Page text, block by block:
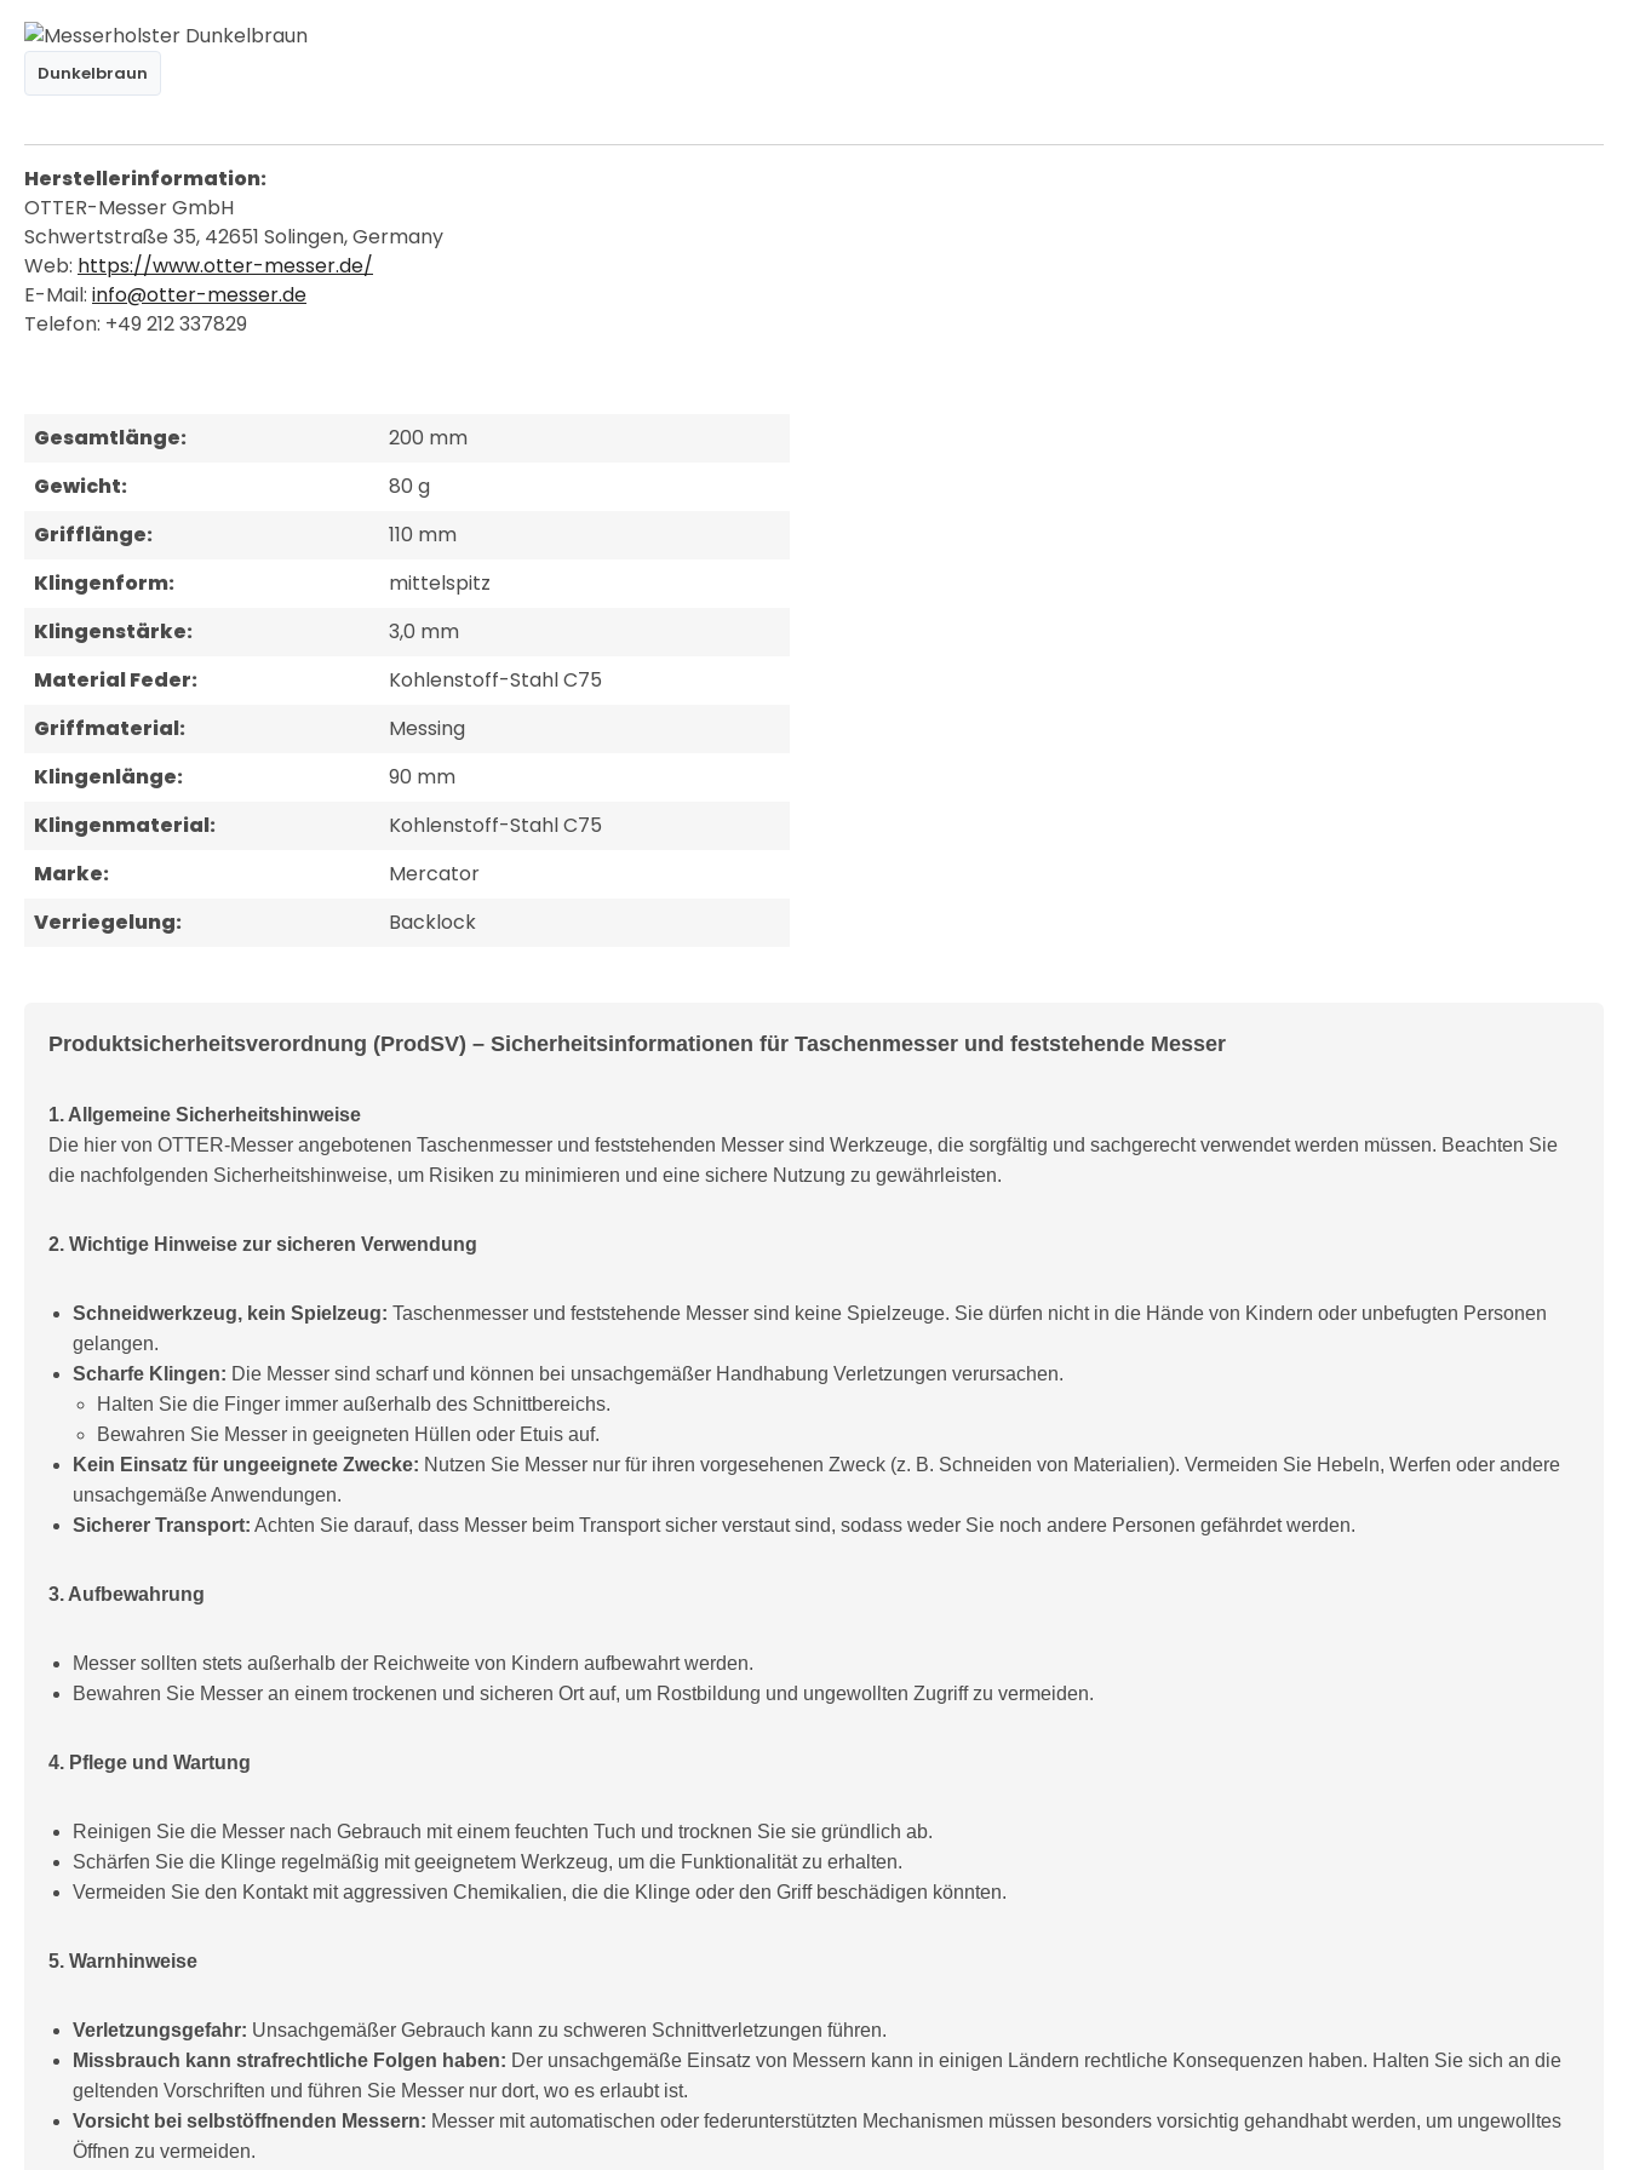
Dunkelbraun
Herstellerinformation:
OTTER-Messer GmbH
Schwertstraße 35, 42651 Solingen, Germany
Web: https://www.otter-messer.de/
E-Mail: info@otter-messer.de
Telefon: +49 212 337829
Gesamtlänge:
200 mm
Gewicht:
80 g
Grifflänge:
110 mm
Klingenform:
mittelspitz
Klingenstärke:
3,0 mm
Material Feder:
Kohlenstoff-Stahl C75
Griffmaterial:
Messing
Klingenlänge:
90 mm
Klingenmaterial:
Kohlenstoff-Stahl C75
Marke:
Mercator
Verriegelung:
Backlock
Produktsicherheitsverordnung (ProdSV) – Sicherheitsinformationen für Taschenmesser und feststehende Messer
1. Allgemeine Sicherheitshinweise
Die hier von OTTER-Messer angebotenen Taschenmesser und feststehenden Messer sind Werkzeuge, die sorgfältig und sachgerecht verwendet werden müssen. Beachten Sie
die nachfolgenden Sicherheitshinweise, um Risiken zu minimieren und eine sichere Nutzung zu gewährleisten.
2. Wichtige Hinweise zur sicheren Verwendung
Schneidwerkzeug, kein Spielzeug: Taschenmesser und feststehende Messer sind keine Spielzeuge. Sie dürfen nicht in die Hände von Kindern oder unbefugten Personen
gelangen.
Scharfe Klingen: Die Messer sind scharf und können bei unsachgemäßer Handhabung Verletzungen verursachen.
Halten Sie die Finger immer außerhalb des Schnittbereichs.
Bewahren Sie Messer in geeigneten Hüllen oder Etuis auf.
Kein Einsatz für ungeeignete Zwecke: Nutzen Sie Messer nur für ihren vorgesehenen Zweck (z. B. Schneiden von Materialien). Vermeiden Sie Hebeln, Werfen oder andere
unsachgemäße Anwendungen.
Sicherer Transport: Achten Sie darauf, dass Messer beim Transport sicher verstaut sind, sodass weder Sie noch andere Personen gefährdet werden.
3. Aufbewahrung
Messer sollten stets außerhalb der Reichweite von Kindern aufbewahrt werden.
Bewahren Sie Messer an einem trockenen und sicheren Ort auf, um Rostbildung und ungewollten Zugriff zu vermeiden.
4. Pflege und Wartung
Reinigen Sie die Messer nach Gebrauch mit einem feuchten Tuch und trocknen Sie sie gründlich ab.
Schärfen Sie die Klinge regelmäßig mit geeignetem Werkzeug, um die Funktionalität zu erhalten.
Vermeiden Sie den Kontakt mit aggressiven Chemikalien, die die Klinge oder den Griff beschädigen könnten.
5. Warnhinweise
Verletzungsgefahr: Unsachgemäßer Gebrauch kann zu schweren Schnittverletzungen führen.
Missbrauch kann strafrechtliche Folgen haben: Der unsachgemäße Einsatz von Messern kann in einigen Ländern rechtliche Konsequenzen haben. Halten Sie sich an die
geltenden Vorschriften und führen Sie Messer nur dort, wo es erlaubt ist.
Vorsicht bei selbstöffnenden Messern: Messer mit automatischen oder federunterstützten Mechanismen müssen besonders vorsichtig gehandhabt werden, um ungewolltes
Öffnen zu vermeiden.